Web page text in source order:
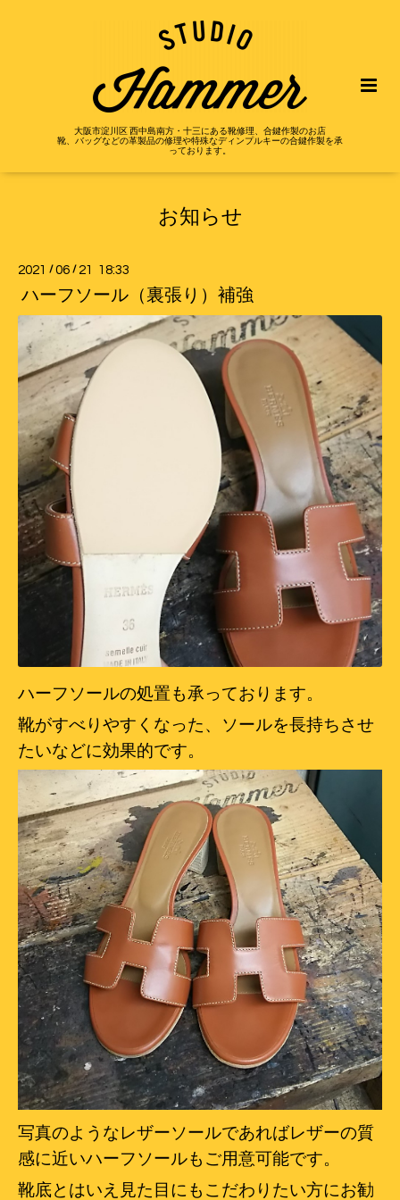
大阪市淀川区 西中島南方・十三にある靴修理、合鍵作製のお店
靴、バッグなどの革製品の修理や特殊なディンプルキーの合鍵作製を承
っております。
お知らせ
2021 /06 / 21 18:33
ハーフソール（裏張り）補強
ハーフソールの処置も承っております。
靴がすべりやすくなった、ソールを長持ちさせ
たいなどに効果的です。
写真のようなレザーソールであればレザーの質
感に近いハーフソールもご用意可能です。
靴底とはいえ見た目にもこだわりたい方にお勧